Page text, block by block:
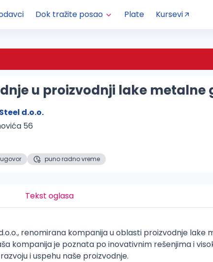
Dok tražite posao Plate Kursevi
u proizvodnji lake metalne
d.o.o.
56
ugovor puno radno vreme
Tekst oglasa
renomirana kompanija u oblasti proizvodnje
kompanija je poznata po inovativnim rešenjima i
i uspehu naše proizvodnje.